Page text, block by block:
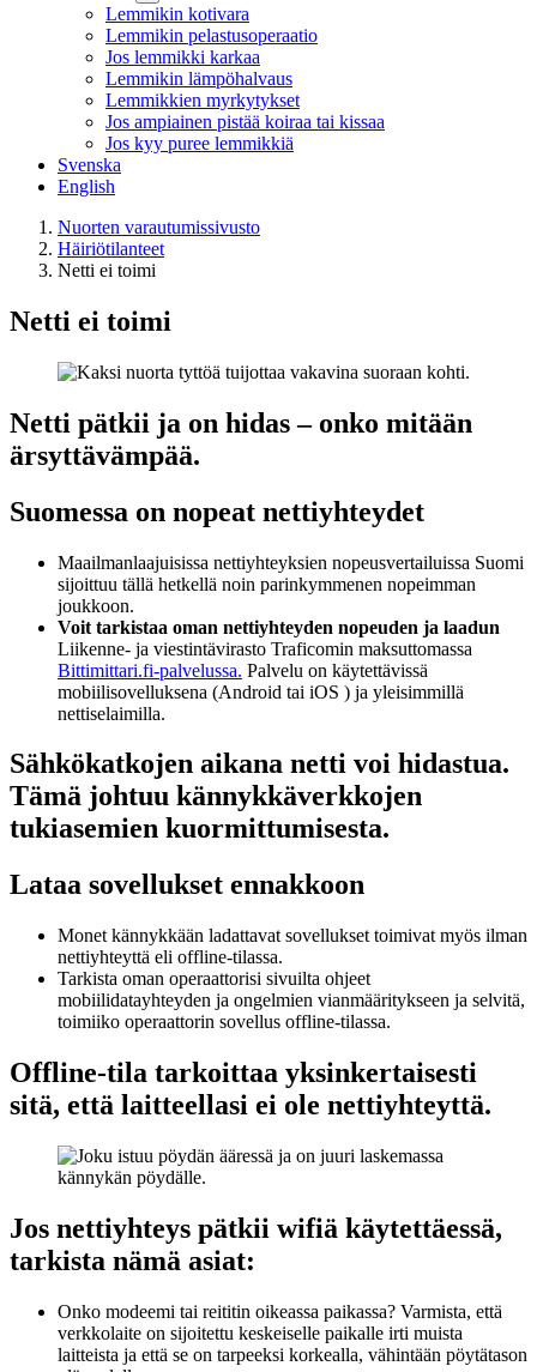
Lemmikin kotivara
Lemmikin pelastusoperaatio
Jos lemmikki karkaa
Lemmikin lämpöhalvaus
Lemmikkien myrkytykset
Jos ampiainen pistää koiraa tai kissaa
Jos kyy puree lemmikkiä
Svenska
English
Nuorten varautumissivusto
Häiriötilanteet
Netti ei toimi
Netti ei toimi
Netti pätkii ja on hidas – onko mitään
ärsyttävämpää.
Suomessa on nopeat nettiyhteydet
Maailmanlaajuisissa nettiyhteyksien nopeusvertailuissa Suomi
sijoittuu tällä hetkellä noin parinkymmenen nopeimman
joukkoon.
Voit tarkistaa oman nettiyhteyden nopeuden ja laadun
Liikenne- ja viestintävirasto Traficomin maksuttomassa
Bittimittari.fi-palvelussa. Palvelu on käytettävissä
mobiilisovelluksena (Android tai iOS ) ja yleisimmillä
nettiselaimilla.
Sähkökatkojen aikana netti voi hidastua.
Tämä johtuu kännykkäverkkojen
tukiasemien kuormittumisesta.
Lataa sovellukset ennakkoon
Monet kännykkään ladattavat sovellukset toimivat myös ilman
nettiyhteyttä eli offline-tilassa.
Tarkista oman operaattorisi sivuilta ohjeet
mobiilidatayhteyden ja ongelmien vianmääritykseen ja selvitä,
toimiiko operaattorin sovellus offline-tilassa.
Offline-tila tarkoittaa yksinkertaisesti
sitä, että laitteellasi ei ole nettiyhteyttä.
Jos nettiyhteys pätkii wifiä käytettäessä,
tarkista nämä asiat:
Onko modeemi tai reititin oikeassa paikassa? Varmista, että
verkkolaite on sijoitettu keskeiselle paikalle irti muista
laitteista ja että se on tarpeeksi korkealla, vähintään pöytätason